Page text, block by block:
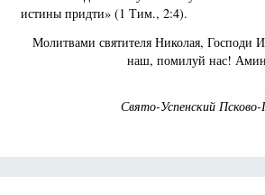
истины придти» (1 Тим., 2:4).
Молитвами святителя Николая, Господи
наш, помилуй нас!
Свято-Успенский